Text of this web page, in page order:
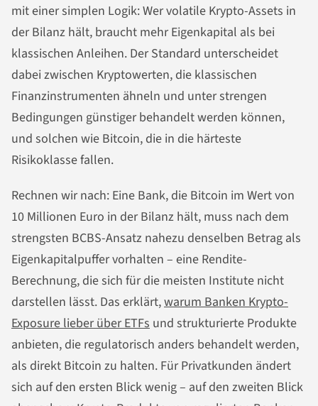
mit einer simplen Logik: Wer volatile Krypto-Assets in
der Bilanz hält, braucht mehr Eigenkapital als bei
klassischen Anleihen. Der Standard unterscheidet
dabei zwischen Kryptowerten, die klassischen
Finanzinstrumenten ähneln und unter strengen
Bedingungen günstiger behandelt werden können,
und solchen wie Bitcoin, die in die härteste
Risikoklasse fallen.
Rechnen wir nach: Eine Bank, die Bitcoin im Wert von
10 Millionen Euro in der Bilanz hält, muss nach dem
strengsten BCBS-Ansatz nahezu denselben Betrag als
Eigenkapitalpuffer vorhalten – eine Rendite-
Berechnung, die sich für die meisten Institute nicht
darstellen lässt. Das erklärt,warum Banken Krypto-
Exposure lieber über ETFs und strukturierte Produkte
anbieten, die regulatorisch anders behandelt werden,
als direkt Bitcoin zu halten. Für Privatkunden ändert
sich auf den ersten Blick wenig – auf den zweiten Blick